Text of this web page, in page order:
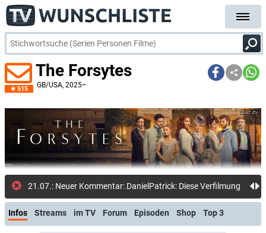
515
The Forsytes
GB/USA, 2025–
itv
Infos Streams im TV Forum Episoden Shop Top 3